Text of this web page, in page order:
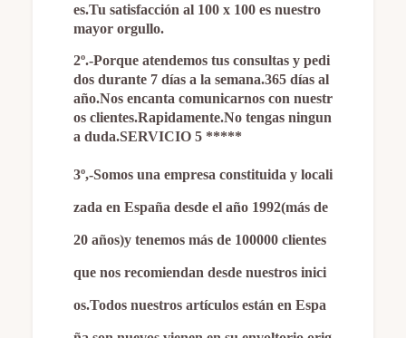
es.Tu satisfacción al 100 x 100 es nuestro
mayor orgullo.
2º.-Porque atendemos tus consultas y pedi
dos durante 7 días a la semana.365 días al
año.Nos encanta comunicarnos con nuestr
os clientes.Rapidamente.No tengas ningun
a duda.SERVICIO 5 *****
3º,-Somos una empresa constituida y locali
zada en España desde el año 1992(más de
20 años)y tenemos más de 100000 clientes
que nos recomiendan desde nuestros inici
os.Todos nuestros artículos están en Espa